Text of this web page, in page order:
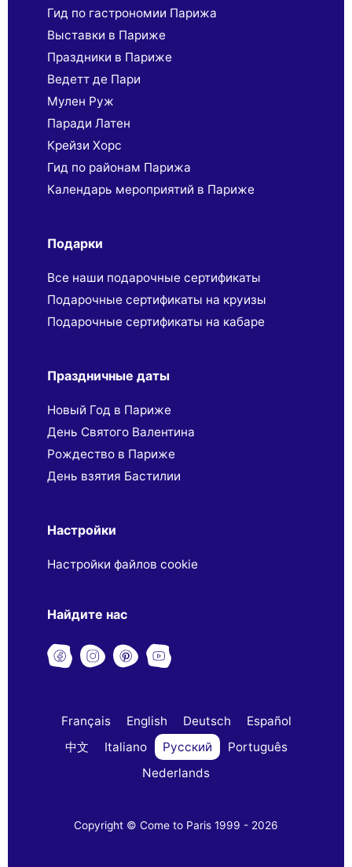
Гид по гастрономии Парижа
Выставки в Париже
Праздники в Париже
Ведетт де Пари
Мулен Руж
Паради Латен
Крейзи Хорс
Гид по районам Парижа
Календарь мероприятий в Париже
Подарки
Все наши подарочные сертификаты
Подарочные сертификаты на круизы
Подарочные сертификаты на кабаре
Праздничные даты
Новый Год в Париже
День Святого Валентина
Рождество в Париже
День взятия Бастилии
Настройки
Настройки файлов cookie
Найдите нас
Français English Deutsch
Español
中文
Italiano Русский
Português
Nederlands
Copyright © Come to Paris 1999 - 2026